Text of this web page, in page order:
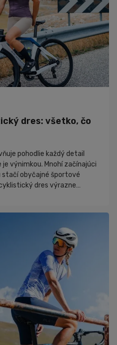
dres: všetko, čo
pohodlie každý detail
výnimkou. Mnohí začínajúci
stačí obyčajné športové
dres výrazne
práve tebe.